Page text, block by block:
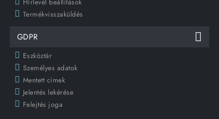
Hírlevél beállítások
Termékvisszaküldés
GDPR
Eszköztár
Személyes adatok
Mentett címek
Jelentés lekérése
Felejtés joga